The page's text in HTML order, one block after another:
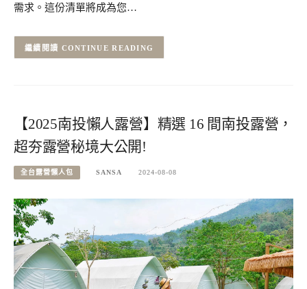
需求。這份清單將成為您…
CONTINUE READING
【2025南投懶人露營】精選 16 間南投露營，
超夯露營秘境大公開!
全台露營懶人包 SANSA 2024-08-08